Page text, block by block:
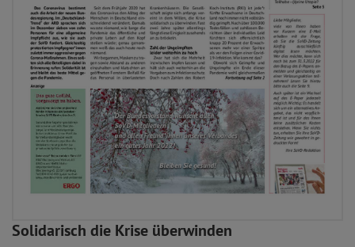
Solidarisch die Krise überwinden